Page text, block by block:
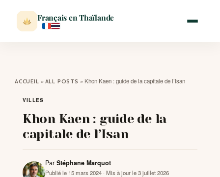
Français en Thaïlande
ACTUALITÉ
ACCUEIL » ALL POSTS » Khon Kaen : guide de la capitale de l’Isan
VILLES
Khon Kaen : guide de la
capitale de l’Isan
Par Stéphane Marquot
Publié le 15 mars 2024 · Mis à jour le 3 juillet 2026